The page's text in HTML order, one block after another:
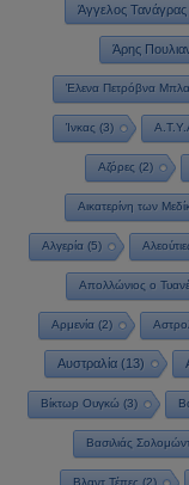
Άγγελος Τανάγρας
Άρης
Έλενα Πετρόβνα
Ίνκας (3)
Αζόρες (2)
Αικατερίνη των
Αλγερία(5)
Απολλώνιος ο
Αρμενία (2)
Αυστραλία (13)
Βίκτωρ Ουγκώ (3)
Βασιλιάς
Βλαντ Τέπες (2)